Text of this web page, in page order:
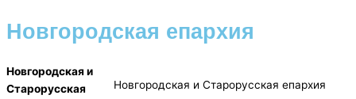
Новгородская епархия
Новгородская и Старорусская епархия
Новгородская и
Старорусская